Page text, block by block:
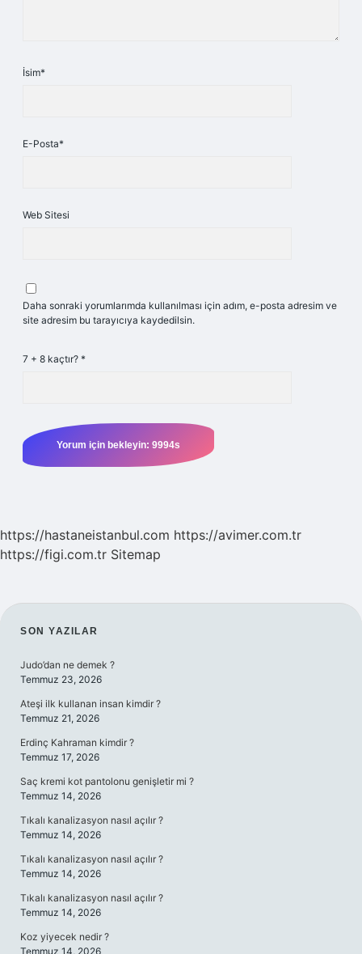
İsim*
E-Posta*
Web Sitesi
Daha sonraki yorumlarımda kullanılması için adım, e-posta adresim ve
site adresim bu tarayıcıya kaydedilsin.
7 + 8 kaçtır? *
https://hastaneistanbul.com https://avimer.com.tr
https://figi.com.tr Sitemap
SIDEBAR
SON YAZILAR
Judo’dan ne demek ?
Temmuz 23, 2026
Ateşi ilk kullanan insan kimdir ?
Temmuz 21, 2026
Erdinç Kahraman kimdir ?
Temmuz 17, 2026
Saç kremi kot pantolonu genişletir mi ?
Temmuz 14, 2026
Tıkalı kanalizasyon nasıl açılır ?
Temmuz 14, 2026
Tıkalı kanalizasyon nasıl açılır ?
Temmuz 14, 2026
Tıkalı kanalizasyon nasıl açılır ?
Temmuz 14, 2026
Koz yiyecek nedir ?
Temmuz 14, 2026